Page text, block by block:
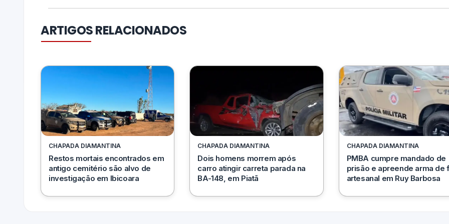
ARTIGOS RELACIONADOS
CHAPADA DIAMANTINA
Restos mortais encontrados em
antigo cemitério são alvo de
investigação em Ibicoara
CHAPADA DIAMANTINA
Dois homens morrem após
carro atingir carreta parada na
BA-148, em Piatã
CHAPADA DIAMANTINA
PMBA cumpre mandado de
prisão e apreende arma de
artesanal em Ruy Barbosa